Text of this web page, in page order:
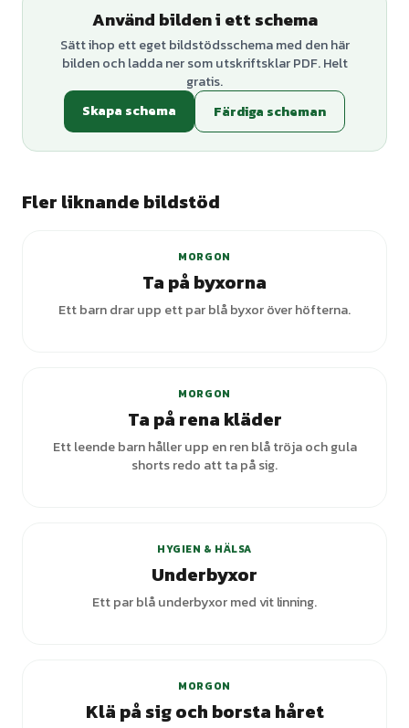
Använd bilden i ett schema
Sätt ihop ett eget bildstödsschema med den här
bilden och ladda ner som utskriftsklar PDF. Helt
gratis.
Skapa schema
Färdiga scheman
Fler liknande bildstöd
MORGON
Ta på byxorna
Ett barn drar upp ett par blå byxor över höfterna.
MORGON
Ta på rena kläder
Ett leende barn håller upp en ren blå tröja och gula
shorts redo att ta på sig.
HYGIEN & HÄLSA
Underbyxor
Ett par blå underbyxor med vit linning.
MORGON
Klä på sig och borsta håret